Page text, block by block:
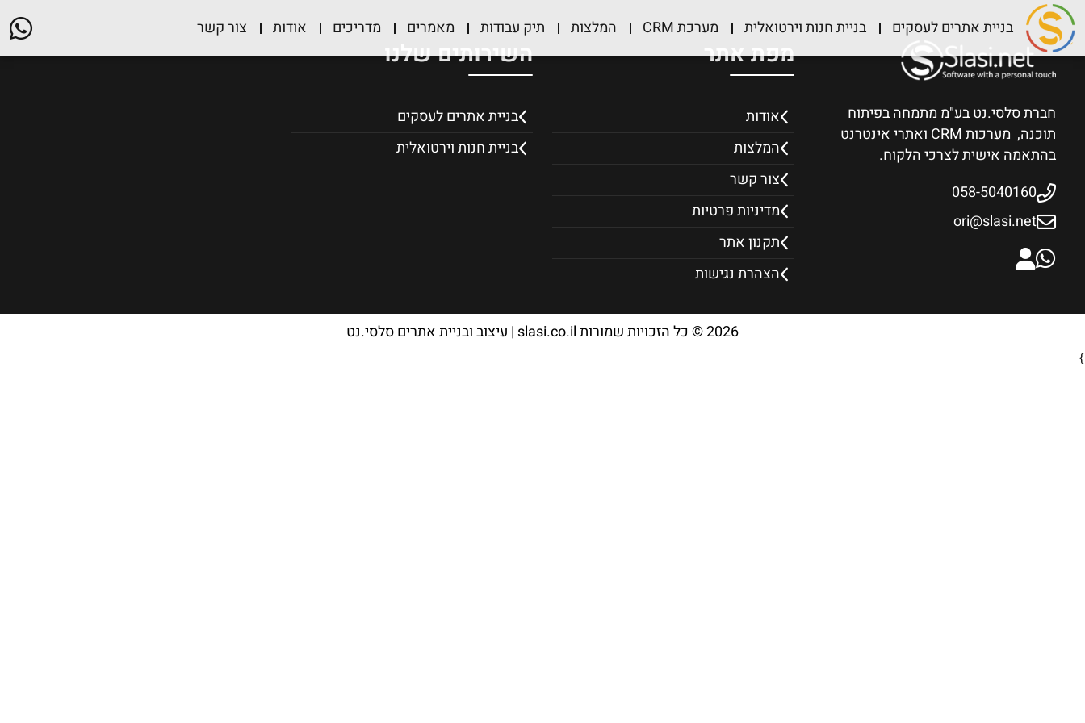
בניית אתרים לעסקים בניית חנות וירטואלית מערכת CRM המלצות תיק עבודות מאמרים מדריכים אודות צור קשר
חברת סלסי.נט בע"מ מתמחה בפיתוח
תוכנה, מערכות CRM ואתרי אינטרנט
בהתאמה אישית לצרכי הלקוח.
058-5040160
ori@slasi.net
מפת אתר
אודות
המלצות
צור קשר
מדיניות פרטיות
תקנון אתר
הצהרת נגישות
השירותים שלנו
בניית אתרים לעסקים
בניית חנות וירטואלית
2026© כל הזכויות שמורות slasi.co.il | עיצוב ובניית אתרים סלסי.נט
}